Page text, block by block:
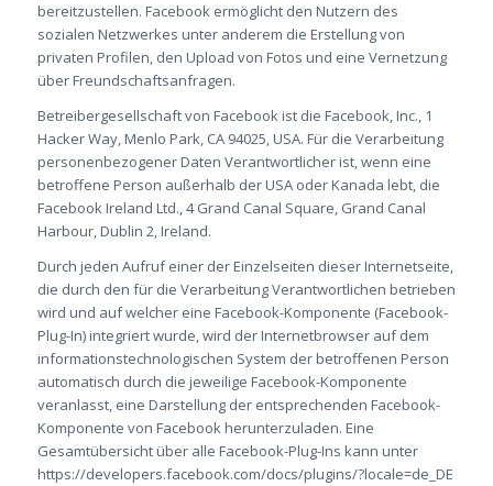
bereitzustellen. Facebook ermöglicht den Nutzern des
sozialen Netzwerkes unter anderem die Erstellung von
privaten Profilen, den Upload von Fotos und eine Vernetzung
über Freundschaftsanfragen.
Betreibergesellschaft von Facebook ist die Facebook, Inc., 1
Hacker Way, Menlo Park, CA 94025, USA. Für die Verarbeitung
personenbezogener Daten Verantwortlicher ist, wenn eine
betroffene Person außerhalb der USA oder Kanada lebt, die
Facebook Ireland Ltd., 4 Grand Canal Square, Grand Canal
Harbour, Dublin 2, Ireland.
Durch jeden Aufruf einer der Einzelseiten dieser Internetseite,
die durch den für die Verarbeitung Verantwortlichen betrieben
wird und auf welcher eine Facebook-Komponente (Facebook-
Plug-In) integriert wurde, wird der Internetbrowser auf dem
informationstechnologischen System der betroffenen Person
automatisch durch die jeweilige Facebook-Komponente
veranlasst, eine Darstellung der entsprechenden Facebook-
Komponente von Facebook herunterzuladen. Eine
Gesamtübersicht über alle Facebook-Plug-Ins kann unter
https://developers.facebook.com/docs/plugins/?locale=de_DE